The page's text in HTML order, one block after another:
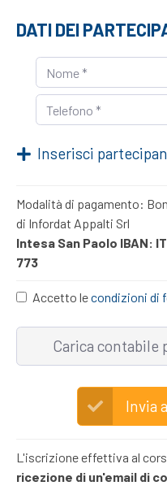
DATI DEI
Inserisci
Modalità di pagamento:
di Infordat Appalti Srl
Intesa San Paolo IBAN:
773
Accetto lecondizioni di
Carica contabile
Invia
L'iscrizione effettiva al
ricezione di un'email di